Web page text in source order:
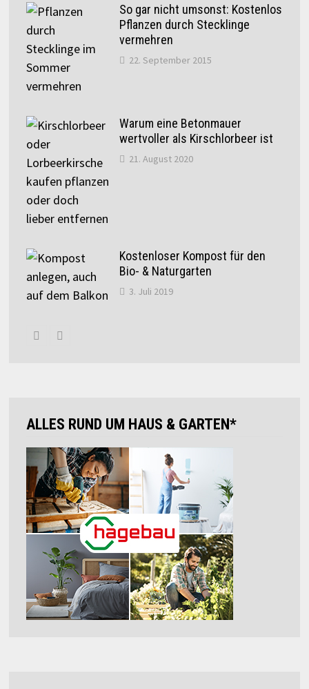
So gar nicht umsonst: Kostenlos
Pflanzen durch Stecklinge
vermehren
22. September 2015
Warum eine Betonmauer
wertvoller als Kirschlorbeer ist
21. August 2020
Kostenloser Kompost für den
Bio- & Naturgarten
3. Juli 2019
ALLES RUND UM HAUS & GARTEN*